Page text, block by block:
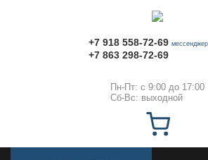
+7 918 558-72-69
+7 863 298-72-69
Пн-Пт: с 9:00 до 17:00
Сб-Вс: выходной